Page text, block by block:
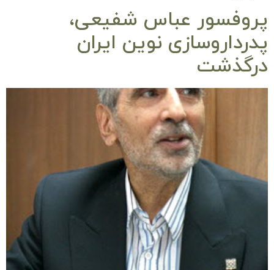
پروفسور عباس شفیعی،
پدرداروسازی نوین ایران
درگذشت